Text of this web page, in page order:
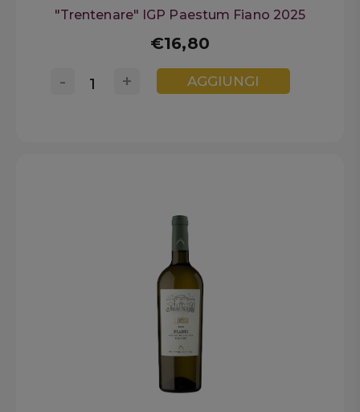
"Trentenare" IGP Paestum Fiano 2025
€16,80
+
- AGGIUNGI